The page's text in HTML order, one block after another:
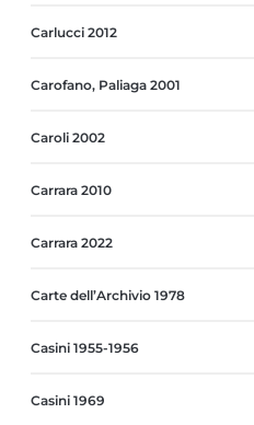
Carlucci 2012
Carofano, Paliaga 2001
Caroli 2002
Carrara 2010
Carrara 2022
Carte dell’Archivio 1978
Casini 1955-1956
Casini 1969